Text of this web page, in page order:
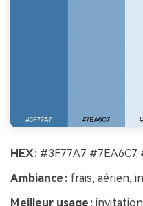
HEX : #3F77A7 #7EA6C7
Ambiance : frais, aérien,
Meilleur usage :